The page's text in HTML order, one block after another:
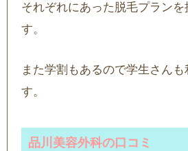
それぞれにあった脱毛プランを
す。
また学割もあるので学生さん
す。
品川美容外科の口コミ